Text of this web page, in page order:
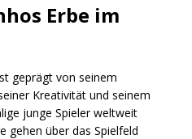
Erbe im
geprägt von seinem
Kreativität und seinem
junge Spieler weltweit
gehen über das Spielfeld